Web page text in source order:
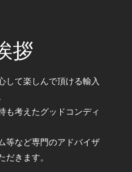
拶
して楽しんで頂ける輸入
も考えたグッドコンディ
等など専門のアドバイザ
きます。